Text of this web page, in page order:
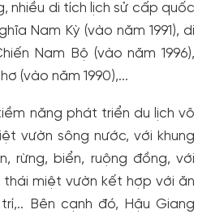
nhiều di tích lịch sử cấp quốc
Nam Kỳ (vào năm 1991), di
Nam Bộ (vào năm 1996),
(vào năm 1990),...
năng phát triển du lịch vô
vườn sông nước, với khung
rừng, biển, ruộng đồng, với
thái miệt vườn kết hợp với ăn
Bên cạnh đó, Hậu Giang